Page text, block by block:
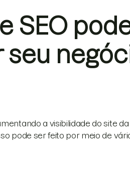
SEO
seu
a visibilidade do site
pode ser feito por meio de